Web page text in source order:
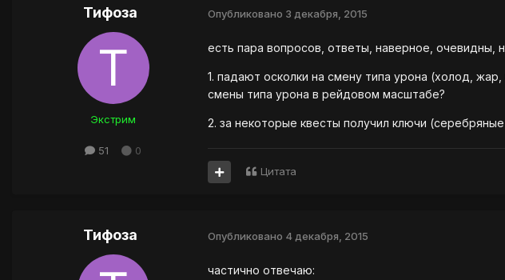
Тифоза
Экстрим
51 0
Опубликовано 3 декабря, 2015
есть пара вопросов, ответы, наверное, очевидны,
1. падают осколки на смену типа урона (холод,
смены типа урона в рейдовом масштабе?
2. за некоторые квесты получил ключи
Цитата
Тифоза Опубликовано 4 декабря, 2015
частично отвечаю: